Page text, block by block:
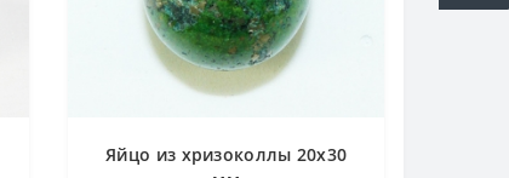
Яйцо из хризоколлы 20х30